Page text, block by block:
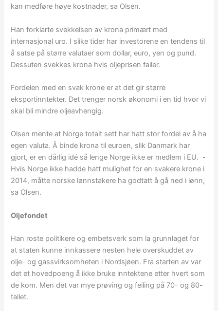
kan medføre høye kostnader, sa Olsen.
Han forklarte svekkelsen av krona primært med
internasjonal uro. I slike tider har investorene en tendens til
å satse på større valutaer som dollar, euro, yen og pund.
Dessuten svekkes krona hvis oljeprisen faller.
Fordelen med en svak krone er at det gir større
eksportinntekter. Det trenger norsk økonomi i en tid hvor vi
skal bli mindre oljeavhengig.
Olsen mente at Norge totalt sett har hatt stor fordel av å ha
egen valuta. Å binde krona til euroen, slik Danmark har
gjort, er en dårlig idé så lenge Norge ikke er medlem i EU. -
Hvis Norge ikke hadde hatt mulighet for en svakere krone i
2014, måtte norske lønnstakere ha godtatt å gå ned i lønn,
sa Olsen.
Oljefondet
Han roste politikere og embetsverk som la grunnlaget for
at staten kunne innkassere nesten hele overskuddet av
olje- og gassvirksomheten i Nordsjøen. Fra starten av var
det et hovedpoeng å ikke bruke inntektene etter hvert som
de kom. Men det var mye prøving og feiling på 70- og 80-
tallet.